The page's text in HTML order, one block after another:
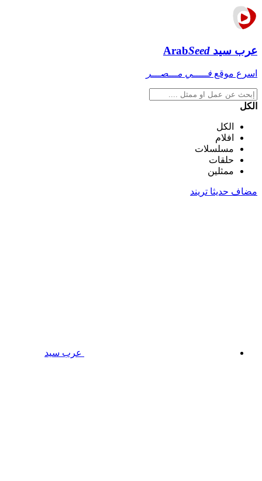
عرب سيد ArabSeed
اسرع موقع فـــــي مـــصـــر
الكل
الكل
افلام
مسلسلات
حلقات
ممثلين
مضاف حديثا تريند
عرب سيد